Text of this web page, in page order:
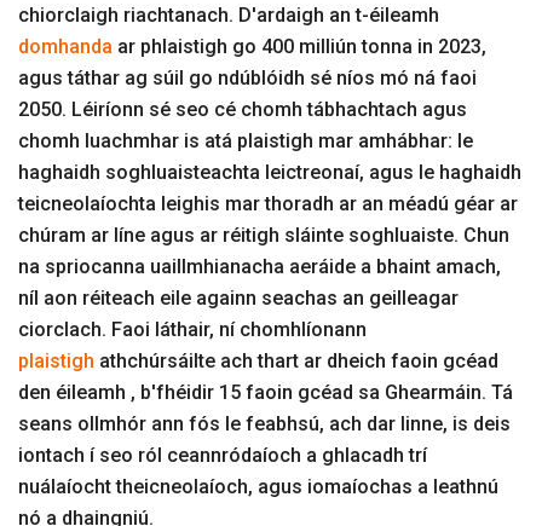
chiorclaigh riachtanach. D'ardaigh an t-éileamh
domhanda ar phlaistigh go 400 milliún tonna in 2023,
agus táthar ag súil go ndúblóidh sé níos mó ná faoi
2050. Léiríonn sé seo cé chomh tábhachtach agus
chomh luachmhar is atá plaistigh mar amhábhar: le
haghaidh soghluaisteachta leictreonaí, agus le haghaidh
teicneolaíochta leighis mar thoradh ar an méadú géar ar
chúram ar líne agus ar réitigh sláinte soghluaiste. Chun
na spriocanna uaillmhianacha aeráide a bhaint amach,
níl aon réiteach eile againn seachas an geilleagar
ciorclach. Faoi láthair, ní chomhlíonann
plaistigh athchúrsáilte ach thart ar dheich faoin gcéad
den éileamh , b'fhéidir 15 faoin gcéad sa Ghearmáin. Tá
seans ollmhór ann fós le feabhsú, ach dar linne, is deis
iontach í seo ról ceannródaíoch a ghlacadh trí
nuálaíocht theicneolaíoch, agus iomaíochas a leathnú
nó a dhaingniú.